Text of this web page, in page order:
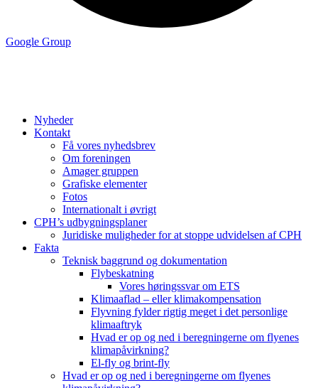
Google Group
Nyheder
Kontakt
Få vores nyhedsbrev
Om foreningen
Amager gruppen
Grafiske elementer
Fotos
Internationalt i øvrigt
CPH’s udbygningsplaner
Juridiske muligheder for at stoppe udvidelsen af CPH
Fakta
Teknisk baggrund og dokumentation
Flybeskatning
Vores høringssvar om ETS
Klimaaflad – eller klimakompensation
Flyvning fylder rigtig meget i det personlige
klimaaftryk
Hvad er op og ned i beregningerne om flyenes
klimapåvirkning?
El-fly og brint-fly
Hvad er op og ned i beregningerne om flyenes